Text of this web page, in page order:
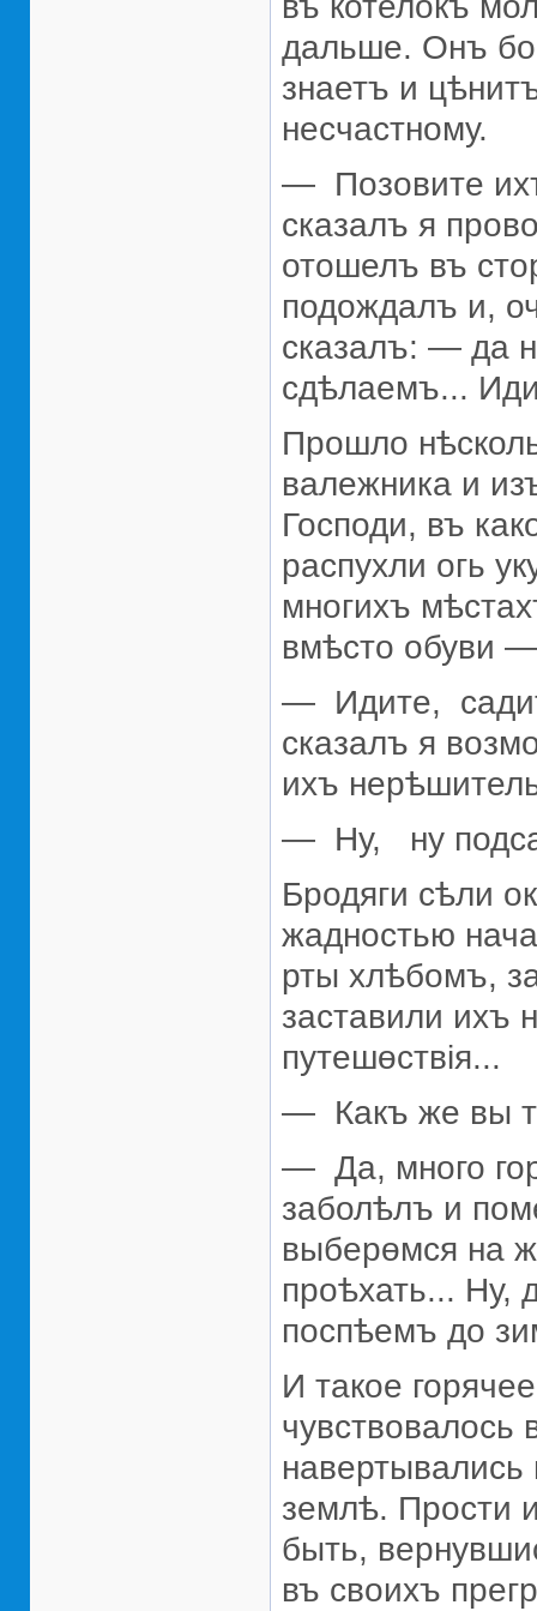
дальше. Онъ
знаетъ и
несчастному.
— Позовите
сказалъ я
отошелъ въ
подождалъ и,
сказалъ: — да
сдѣлаемъ...
Прошло
валежника и
Господи, въ
распухли огь
многихъ
вмѣсто обуви
— Идите,
сказалъ я
ихъ
— Ну, ну
Бродяги сѣли
жадностью
рты хлѣбомъ,
заставили ихъ
путешөствiя...
— Какъ же вы
— Да, много
заболѣлъ и
выберөмся на
проѣхать... Ну,
поспѣемъ до
И такое
чувствовалось
навертывались
землѣ. Прости
быть,
въ своихъ